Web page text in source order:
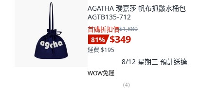
AGATHA 璦嘉莎 帆布抓皺水桶包
AGTB135-712
首購折扣價$1,880
81% $349
運費 $195
8/12 星期三 預計送達
WOW免運
(4)